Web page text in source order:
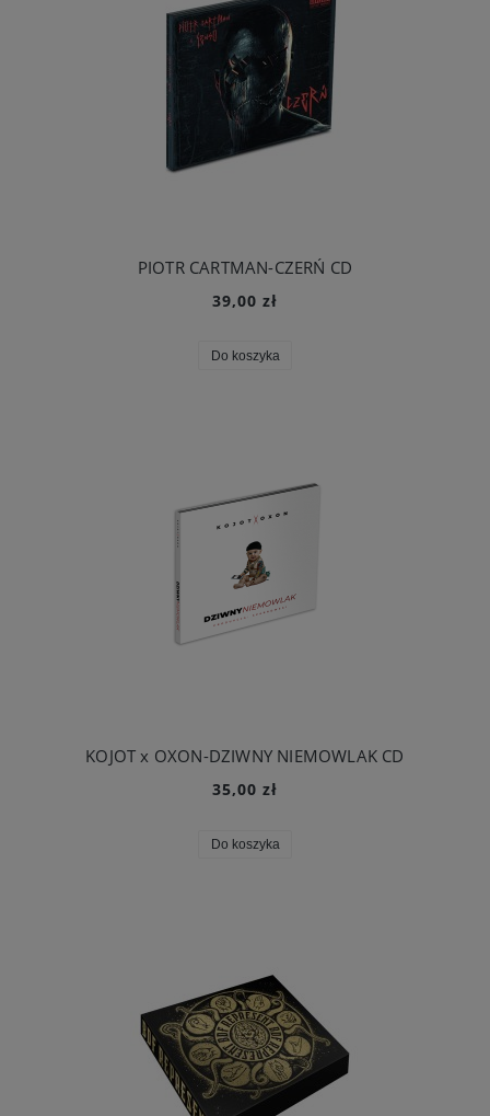
PIOTR CARTMAN-CZERŃ CD
39,00 zł
Do koszyka
KOJOT x OXON-DZIWNY NIEMOWLAK CD
35,00 zł
Do koszyka